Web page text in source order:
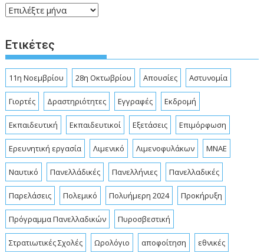
Άρθρα
μήνα
Ετικέτες
11η Νοεμβρίου 28η Οκτωβρίου Απουσίες Αστυνομία
Γιορτές Δραστηριότητες Εγγραφές Εκδρομή
Εκπαιδευτική Εκπαιδευτικοί Εξετάσεις Επιμόρφωση
Ερευνητική εργασία Λιμενικό Λιμενοφυλάκων ΜΝΑΕ
Ναυτικό Πανελλάδικές Πανελλήνιες Πανελλαδικές
Παρελάσεις Πολεμικό Πολυήμερη 2024 Προκήρυξη
Πρόγραμμα Πανελλαδικών Πυροσβεστική
Στρατιωτικές Σχολές Ωρολόγιο αποφοίτηση εθνικές